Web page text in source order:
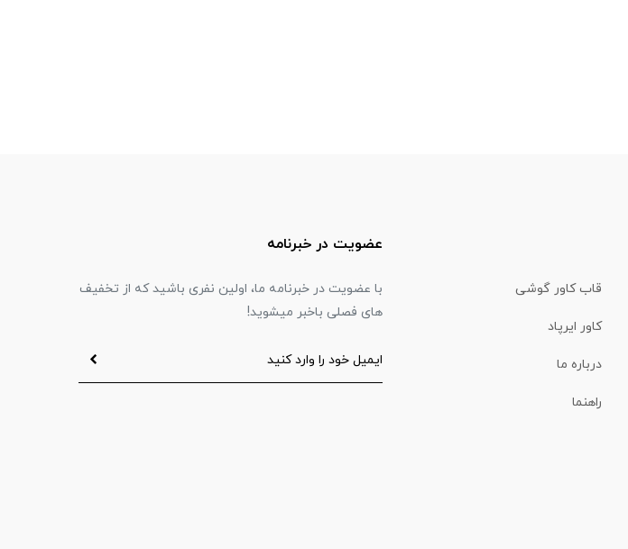
قاب کاور گوشی
کاور ایرپاد
درباره ما
راهنما
عضویت در خبرنامه
با عضویت در خبرنامه ما، اولین نفری باشید که از تخفیف
های فصلی باخبر میشوید!